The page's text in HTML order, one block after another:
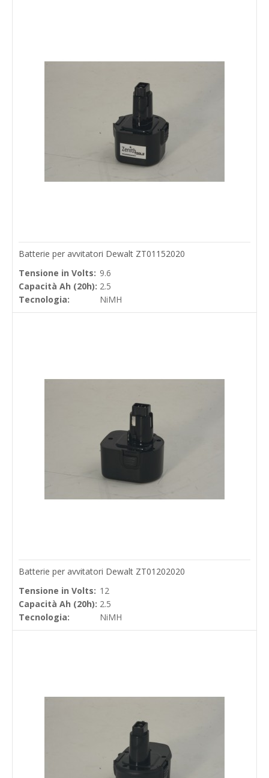
Batterie per avvitatori Dewalt ZT01152020
Tensione in Volts: 9.6
Capacità Ah (20h): 2.5
Tecnologia:
NiMH
Batterie per avvitatori Dewalt ZT01202020
Tensione in Volts: 12
Capacità Ah (20h): 2.5
Tecnologia:
NiMH